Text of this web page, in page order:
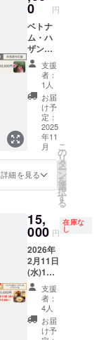
ます。
ンは複
数選択
可能で
す！ぜ
ひ他の
リター
ンも合
わせて
ご検討
くださ
い！
の含
有：無
し 賞味
期限：
半年以
上のも
のをお
届けし
ます。
保存方
法：高
温多湿
を避け
て、冷
保存し
てくだ
方：各
パッ
ケージ
をご覧
くださ
い。 ●
ベトナ
ム・ハ
ザンの
自然の
音源 お
す！ぜ
リター
ンも合
わせて
ご検討
くださ
い！
めた
メール
をお送
りしま
す。 ☆
リター
ンは複
数選択
可能で
す！ぜ
ひ他の
リター
ンも合
わせて
ご検討
くださ
の音源
です。
瞑想や
ヨガ、
読書を
はじ
め、リ
ラック
スタイ
ムや移
動時間
のお供
に。 収
録時
間：約
40秒 提
記載し
たメー
送りし
ます。
●お礼の
メール
Tinhよ
り感謝
の気持
ちを込
の？ ・
茶殻の
活用方
法 etc.
収録時
間：約
20分(予
定) 提供
方法：
URLを
記載し
たメー
ルをお
送りし
ます。
YouTub
ただけ
ます。
配信開
始日：
12月初
旬予定
(2026年
3月末ま
で公開
予定) ●
オンラ
の音源
です。
瞑想や
ヨガ、
読書を
はじ
め、リ
ラック
スタイ
ムや移
動時間
のお供
に。 収
録時
間：約
40秒 提
供方
法：
記載し
たメー
ルをお
送りし
ます。
●お礼の
メール
Tinhよ
り感謝
の気持
ちを込
ター
ン、
200,000
円の
「お気
持ち応
援」リ
ターン
と同じ
内容で
す。 ●
ベトナ
ム・ハ
ザンの
自然の
音源 お
茶の産
地で収
自然そ
のまま
の音源
です。
瞑想や
ヨガ、
読書を
はじ
め、リ
ラック
スタイ
0 円
ベトナ
ム・ハ
ザンの
自然の
音源
と、お
礼の
メール
をお送
りしま
す。 こ
のリ
ターン
は
50,000
円の
持ち応
援」リ
ター
ン、
100,000
円の
「お気
持ち応
援」リ
ターン
と同じ
支援
者：
1人
お届
け予
定：
2025
年11
月
詳細を見る
こ
の
リ
タ
ー
ン
を
選
択
す
る
15,
000 円
在庫な
し
2026年
2月11日
(水)11:0
0 ベト
ナム菓
子とベ
トナム
茶のペ
支援
者：
4人
お届
け予